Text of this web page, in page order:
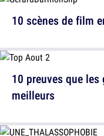
10 preuves que
meilleurs
10 scènes de film